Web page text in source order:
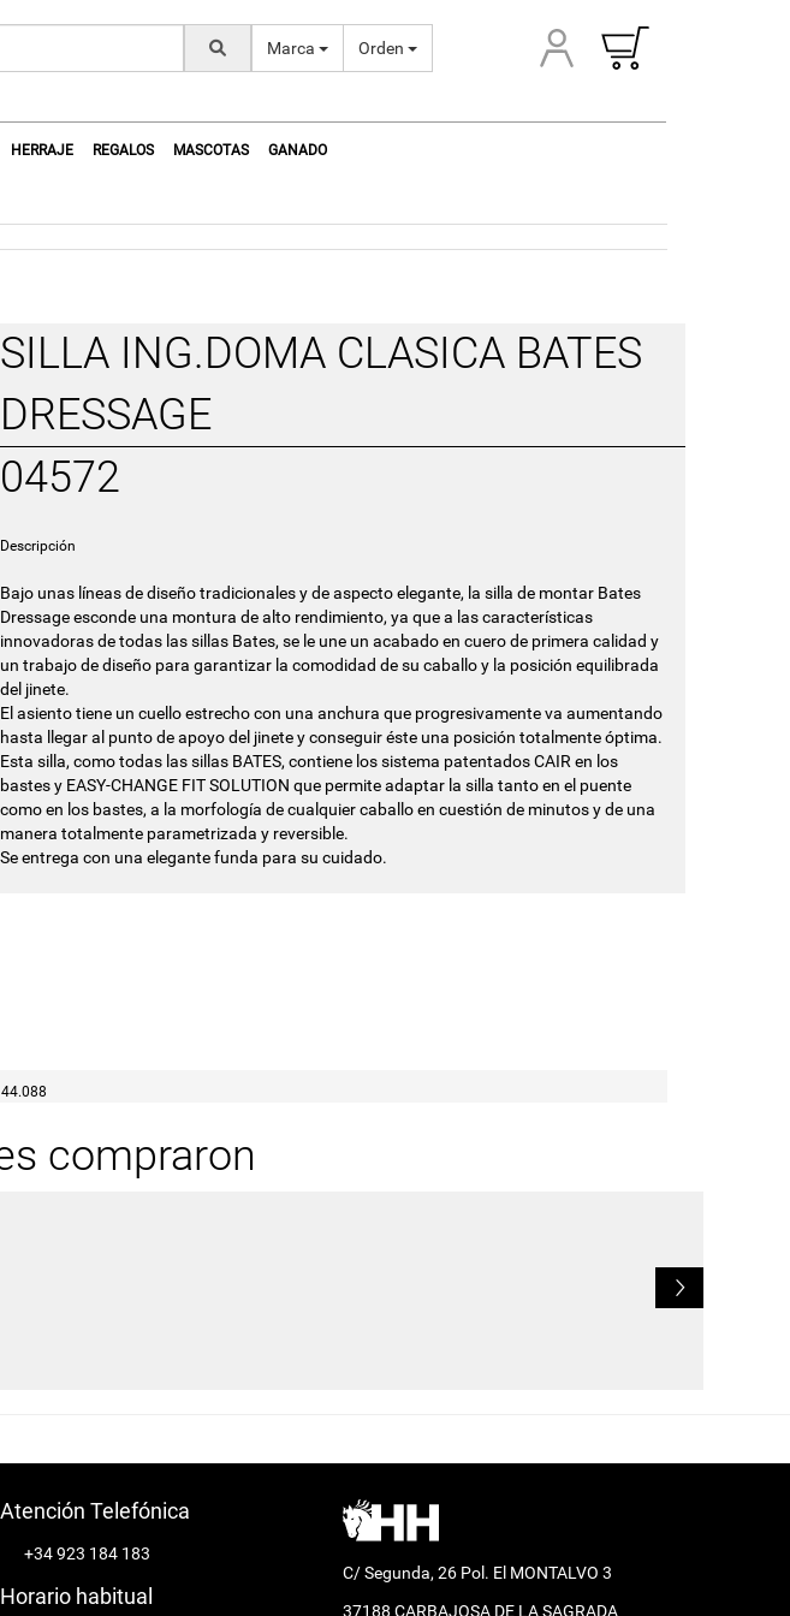
Marca Orden
HERRAJE REGALOS MASCOTAS GANADO
SILLA ING.DOMA CLASICA BATES
DRESSAGE
04572
Descripción
Bajo unas líneas de diseño tradicionales y de aspecto elegante, la silla de montar Bates
Dressage esconde una montura de alto rendimiento, ya que a las características
innovadoras de todas las sillas Bates, se le une un acabado en cuero de primera calidad y
un trabajo de diseño para garantizar la comodidad de su caballo y la posición equilibrada
del jinete.
El asiento tiene un cuello estrecho con una anchura que progresivamente va aumentando
hasta llegar al punto de apoyo del jinete y conseguir éste una posición totalmente óptima.
Esta silla, como todas las sillas BATES, contiene los sistema patentados CAIR en los
bastes y EASY-CHANGE FIT SOLUTION que permite adaptar la silla tanto en el puente
como en los bastes, a la morfología de cualquier caballo en cuestión de minutos y de una
manera totalmente parametrizada y reversible.
Se entrega con una elegante funda para su cuidado.
compraron
L
Atención Telefónica
+34 923 184 183
Horario habitual
C/ Segunda, 26 Pol. El MONTALVO 3
37188 CARBAJOSA DE LA SAGRADA